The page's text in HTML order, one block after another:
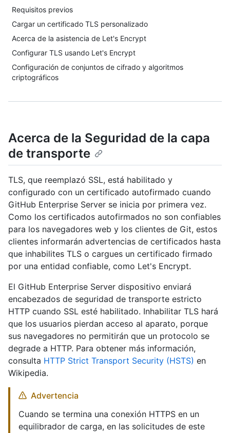
Requisitos previos
Cargar un certificado TLS personalizado
Acerca de la asistencia de Let's Encrypt
Configurar TLS usando Let's Encrypt
Configuración de conjuntos de cifrado y algoritmos
criptográficos
Acerca de la Seguridad de la capa
de transporte
TLS, que reemplazó SSL, está habilitado y
configurado con un certificado autofirmado cuando
GitHub Enterprise Server se inicia por primera vez.
Como los certificados autofirmados no son confiables
para los navegadores web y los clientes de Git, estos
clientes informarán advertencias de certificados hasta
que inhabilites TLS o cargues un certificado firmado
por una entidad confiable, como Let's Encrypt.
El GitHub Enterprise Server dispositivo enviará
encabezados de seguridad de transporte estricto
HTTP cuando SSL esté habilitado. Inhabilitar TLS hará
que los usuarios pierdan acceso al aparato, porque
sus navegadores no permitirán que un protocolo se
degrade a HTTP. Para obtener más información,
consulta HTTP Strict Transport Security (HSTS) en
Wikipedia.
Advertencia
Cuando se termina una conexión HTTPS en un
equilibrador de carga, en las solicitudes de este